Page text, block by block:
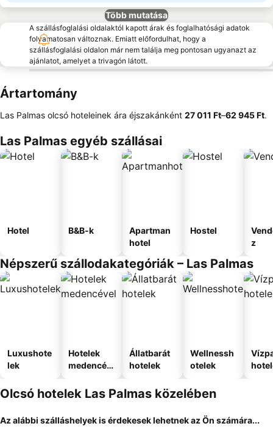
Több mutatása
A szállásfoglalási oldalaktól kapott árak és foglalhatósági adatok
folyamatosan változnak. Emiatt előfordulhat, hogy a
szállásfoglalási oldalon már nem találja meg pontosan ugyanazt az
ajánlatot, amelyet a trivagón látott.
Ártartomány
Las Palmas olcsó hoteleinek ára éjszakánként ‎27 011 Ft–‎62 945 Ft.
Las Palmas egyéb szállásai
Hotel B&B-k
Apartman
hotel
Hostel
z
Népszerű szállodakategóriák – Las Palmas
Luxushote
lek
Hotelek
medencév
Állatbarát
hotelek
Wellnessh
otelek
Olcsó hotelek Las Palmas közelében
Az alábbi szálláshelyek is érdekesek lehetnek az Ön számára...